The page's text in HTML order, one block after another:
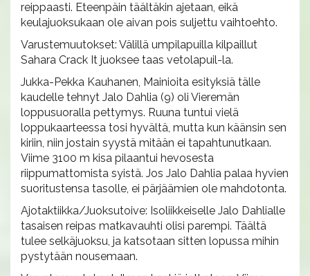
reippaasti. Eteenpäin täältäkin ajetaan, eikä
keulajuoksukaan ole aivan pois suljettu vaihtoehto.
Varustemuutokset: Välillä umpilapuilla kilpaillut
Sahara Crack It juoksee taas vetolapuil-la.
Jukka-Pekka Kauhanen, Mainioita esityksiä tälle
kaudelle tehnyt Jalo Dahlia (9) oli Vieremän
loppusuoralla pettymys. Ruuna tuntui vielä
loppukaarteessa tosi hyvältä, mutta kun käänsin sen
kiriin, niin jostain syystä mitään ei tapahtunutkaan.
Viime 3100 m kisa pilaantui hevosesta
riippumattomista syistä. Jos Jalo Dahlia palaa hyvien
suoritustensa tasolle, ei pärjäämien ole mahdotonta.
Ajotaktiikka/Juoksutoive: Isoliikkeiselle Jalo Dahlialle
tasaisen reipas matkavauhti olisi parempi. Täältä
tulee selkäjuoksu, ja katsotaan sitten lopussa mihin
pystytään nousemaan.